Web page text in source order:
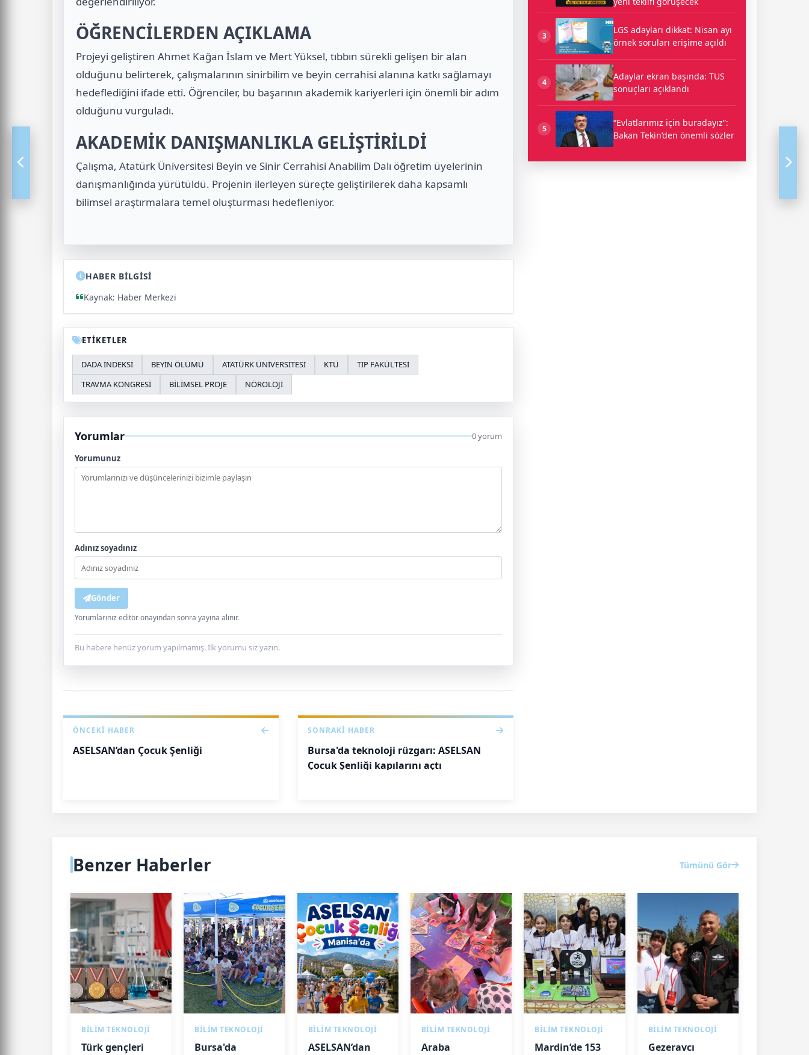
ÖĞRENCİLERDEN AÇIKLAMA
Projeyi geliştiren Ahmet Kağan İslam ve Mert Yüksel, tıbbın sürekli gelişen bir alan
olduğunu belirterek, çalışmalarının sinirbilim ve beyin cerrahisi alanına katkı sağlamayı
hedeflediğini ifade etti. Öğrenciler, bu başarının akademik kariyerleri için önemli bir adım
olduğunu vurguladı.
AKADEMİK DANIŞMANLIKLA GELİŞTİRİLDİ
Çalışma, Atatürk Üniversitesi Beyin ve Sinir Cerrahisi Anabilim Dalı öğretim üyelerinin
danışmanlığında yürütüldü. Projenin ilerleyen süreçte geliştirilerek daha kapsamlı
bilimsel araştırmalara temel oluşturması hedefleniyor.
HABER BİLGİSİ
Kaynak: Haber Merkezi
ETİKETLER
DADA İNDEKSİ BEYİN ÖLÜMÜ ATATÜRK ÜNİVERSİTESİ KTÜ
TIP FAKÜLTESİ
TRAVMA KONGRESİ
BİLİMSEL PROJE NÖROLOJİ
Yorumlar 0 yorum
Yorumunuz
Adınız soyadınız
Gönder
Yorumlarınız editör onayından sonra yayına alınır.
Bu habere henüz yorum yapılmamış. İlk yorumu siz yazın.
ÖNCEKI HABER
ASELSAN’dan Çocuk Şenliği
SONRAKI HABER
Bursa'da teknoloji rüzgarı: ASELSAN
Çocuk Şenliği kapılarını açtı
3
LGS adayları dikkat: Nisan ayı
örnek soruları erişime açıldı
4
Adaylar ekran başında: TUS
sonuçları açıklandı
5
“Evlatlarımız için buradayız”:
Bakan Tekin’den önemli sözler
Benzer Haberler Tümünü Gör
BİLİM TEKNOLOJİ
Türk gençleri
BİLİM TEKNOLOJİ
Bursa'da
BİLİM TEKNOLOJİ
ASELSAN’dan
BİLİM TEKNOLOJİ
Araba
BİLİM TEKNOLOJİ
Mardin’de 153
BİLİM TEKNOLOJİ
Gezeravcı